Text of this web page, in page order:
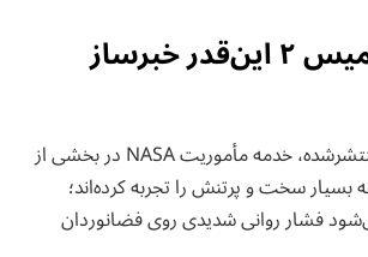
چرا گریه آرتمیس ۲ این‌قدر خبرساز
طبق گزارش‌های منتشرشده، خدمه مأموریت NASA در بخشی از
۵۳ دقیقه بسیار سخت و پرتنش را تجربه کرده‌اند؛
فشار روانی شدیدی روی فضانوردان